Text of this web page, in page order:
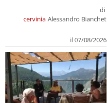
cervinia
di
Alessandro Bianchet
il 07/08/2026